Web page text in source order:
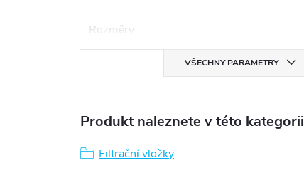
Rozměry:
VŠECHNY PARAMETRY
Produkt naleznete v této kategorii
Filtrační vložky